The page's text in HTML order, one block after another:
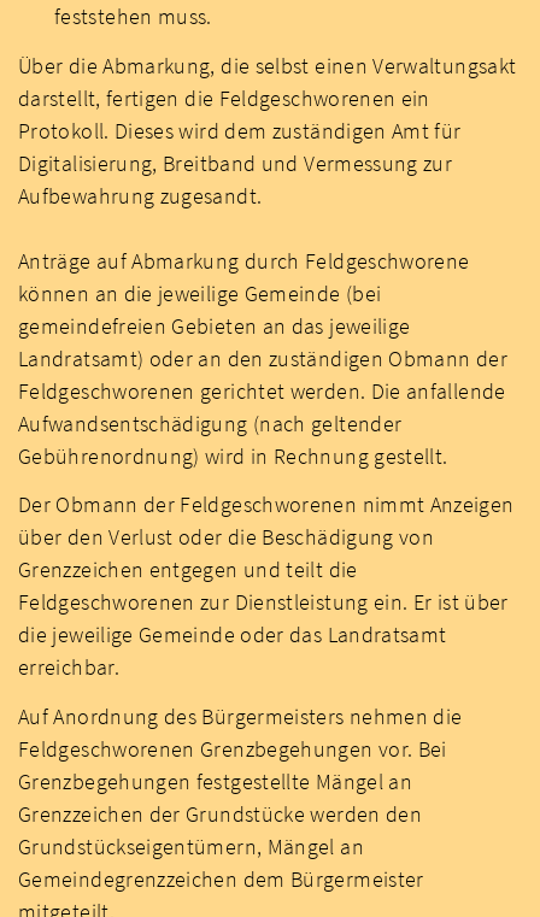
feststehen muss.
Über die Abmarkung, die selbst einen Verwaltungsakt
darstellt, fertigen die Feldgeschworenen ein
Protokoll. Dieses wird dem zuständigen Amt für
Digitalisierung, Breitband und Vermessung zur
Aufbewahrung zugesandt.
Anträge auf Abmarkung durch Feldgeschworene
können an die jeweilige Gemeinde (bei
gemeindefreien Gebieten an das jeweilige
Landratsamt) oder an den zuständigen Obmann der
Feldgeschworenen gerichtet werden. Die anfallende
Aufwandsentschädigung (nach geltender
Gebührenordnung) wird in Rechnung gestellt.
Der Obmann der Feldgeschworenen nimmt Anzeigen
über den Verlust oder die Beschädigung von
Grenzzeichen entgegen und teilt die
Feldgeschworenen zur Dienstleistung ein. Er ist über
die jeweilige Gemeinde oder das Landratsamt
erreichbar.
Auf Anordnung des Bürgermeisters nehmen die
Feldgeschworenen Grenzbegehungen vor. Bei
Grenzbegehungen festgestellte Mängel an
Grenzzeichen der Grundstücke werden den
Grundstückseigentümern, Mängel an
Gemeindegrenzzeichen dem Bürgermeister
mitgeteilt.